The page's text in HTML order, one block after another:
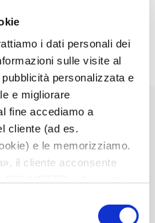
i dati personali dei
sulle visite al
personalizzata e
e migliorare
fine accediamo a
cliente (ad es.
e le memorizziamo.
il cliente acconsente
in fondo alla
32 VDC
15 A, see approbations